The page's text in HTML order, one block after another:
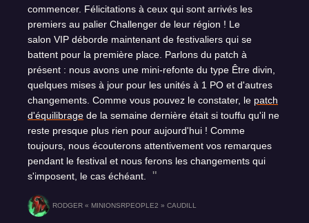
commencer. Félicitations à ceux qui sont arrivés les
premiers au palier Challenger de leur région ! Le
salon VIP déborde maintenant de festivaliers qui se
battent pour la première place. Parlons du patch à
présent : nous avons une mini-refonte du type Être divin,
quelques mises à jour pour les unités à 1 PO et d'autres
changements. Comme vous pouvez le constater, le patch
d'équilibrage de la semaine dernière était si touffu qu'il ne
reste presque plus rien pour aujourd'hui ! Comme
toujours, nous écouterons attentivement vos remarques
pendant le festival et nous ferons les changements qui
s'imposent, le cas échéant.
RODGER « MINIONSRPEOPLE2 » CAUDILL